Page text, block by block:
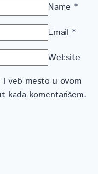
Name *
Email *
Website
i veb mesto u ovom
kada komentarišem.